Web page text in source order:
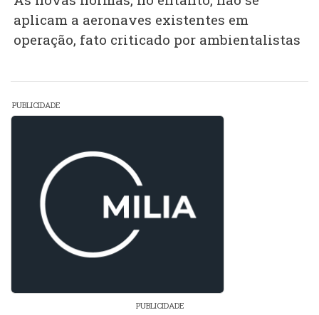
aplicam a aeronaves existentes em
operação, fato criticado por ambientalistas
PUBLICIDADE
PUBLICIDADE